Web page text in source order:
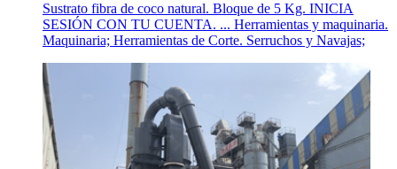
Sustrato fibra de coco natural. Bloque de 5 Kg. INICIA
SESIÓN CON TU CUENTA. ... Herramientas y maquinaria.
Maquinaria; Herramientas de Corte. Serruchos y Navajas;